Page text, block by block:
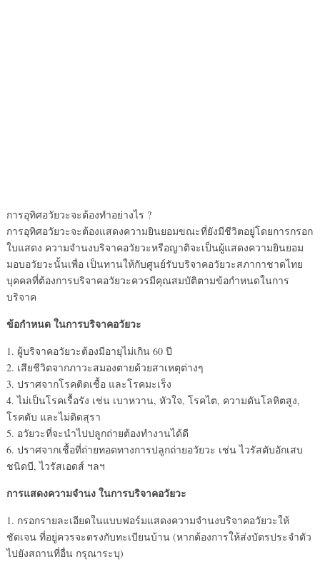
การอุทิศอวัยวะจะต้องทำอย่างไร ?
การอุทิศอวัยวะจะต้องแสดงความยินยอมขณะที่ยังมีชีวิตอยู่โดยการกรอก
ใบแสดง ความจำนงบริจาคอวัยวะหรือญาติจะเป็นผู้แสดงความยินยอม
มอบอวัยวะนั้นเพื่อ เป็นทานให้กับศูนย์รับบริจาคอวัยวะสภากาชาดไทย
บุคคลที่ต้องการบริจาคอวัยวะควรมีคุณสมบัติตามข้อกำหนดในการ
บริจาค
ข้อกำหนด ในการบริจาคอวัยวะ
1. ผู้บริจาคอวัยวะต้องมีอายุไม่เกิน 60 ปี
2. เสียชีวิตจากภาวะสมองตายด้วยสาเหตุต่างๆ
3. ปราศจากโรคติดเชื้อ และโรคมะเร็ง
4. ไม่เป็นโรคเรื้อรัง เช่น เบาหวาน, หัวใจ, โรคไต, ความดันโลหิตสูง,
โรคตับ และไม่ติดสุรา
5. อวัยวะที่จะนำไปปลูกถ่ายต้องทำงานได้ดี
6. ปราศจากเชื้อที่ถ่ายทอดทางการปลูกถ่ายอวัยวะ เช่น ไวรัสตับอักเสบ
ชนิดบี, ไวรัสเอดส์ ฯลฯ
การแสดงความจำนง ในการบริจาคอวัยวะ
1. กรอกรายละเอียดในแบบฟอร์มแสดงความจำนงบริจาคอวัยวะให้
ชัดเจน ที่อยู่ควรจะตรงกับทะเบียนบ้าน (หากต้องการให้ส่งบัตรประจำตัว
ไปยังสถานที่อื่น กรุณาระบุ)